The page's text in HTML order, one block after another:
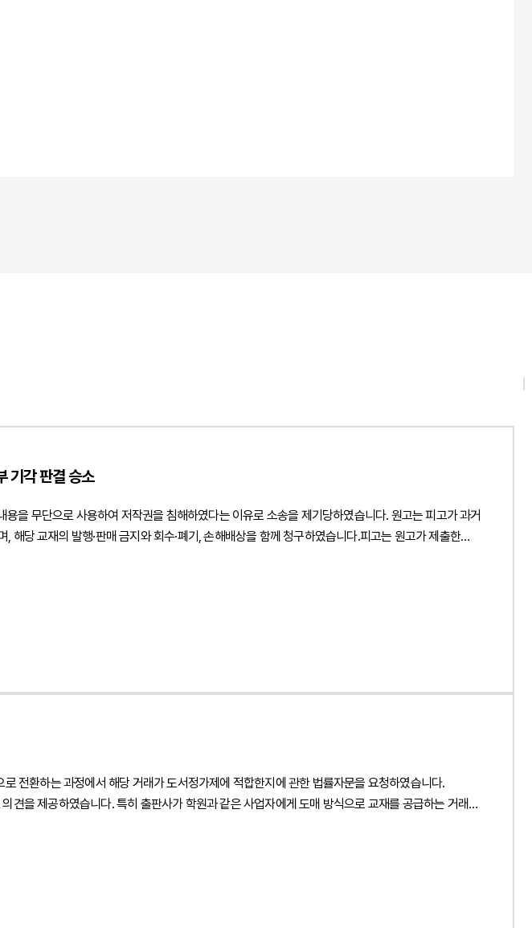
기각 판결 승소
을 무단으로 사용하여 저작권을 침해하였다는 이유로 소송을 제기당하였습니다. 원고는 피고가 과거
당 교재의 발행·판매 금지와 회수·폐기, 손해배상을 함께 청구하였습니다.피고는 원고가 제출한
요한 쟁점이었습니다. 원고는 이를 근거로 피고의 재출간이 약정 위반이라고 주장하였으나, 해당
. 동일한 공학 분야의 교재는 공통된 설계기준과 기술기준, 전문용어 및 학문적 개념을 설명하는
아니라는 점을 구체적인 판례와 법리를 토대로 설명하였습니다.나아가 원고가 주장하는 유사
고가 개별적인 창작 표현의 복제 여부를 구체적으로 특정하지 못하였다는 점을 지적하며 저작권
재 표절 및 저작권 침해를 주장한 손해배상소송에서 저작권 침해가 인정되지 않아 원고의 청구를
전환하는 과정에서 해당 거래가 도서정가제에 적합한지에 관한 법률자문을 요청하였습니다.
을 제공하였습니다. 특히 출판사가 학원과 같은 사업자에게 도매 방식으로 교재를 공급하는 거래와
는 계약 체계를 제안하였습니다.또한 사업자 간 거래임을 객관적으로 입증하기 위한 계약서 작성